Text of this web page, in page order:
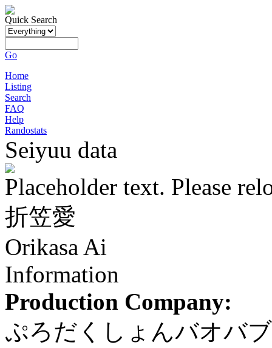
Quick Search
Go
Home
Listing
Search
FAQ
Help
Randostats
Seiyuu data
Placeholder text. Please
折笠愛
Orikasa Ai
Information
Production Company:
ぷろだくしょんバオバブ